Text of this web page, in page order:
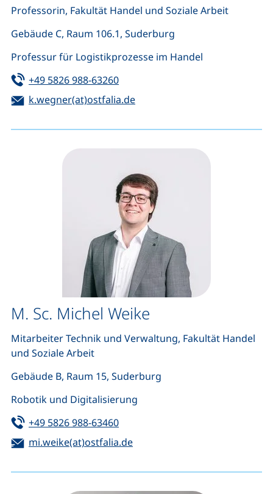
Professorin, Fakultät Handel und Soziale Arbeit
Gebäude C, Raum 106.1, Suderburg
Professur für Logistikprozesse im Handel
Tel:
+49 5826 988-63260(startet einen Telefonanruf,
E-Mail:
k.wegner(at)ostfalia.de(öffnet Ihr E-Mail-Programm)
M. Sc. Michel Weike
Mitarbeiter Technik und Verwaltung, Fakultät Handel
und Soziale Arbeit
Gebäude B, Raum 15, Suderburg
Robotik und Digitalisierung
Tel:
+49 5826 988-63460(startet einen Telefonanruf,
E-Mail:
mi.weike(at)ostfalia.de(öffnet Ihr E-Mail-Programm)